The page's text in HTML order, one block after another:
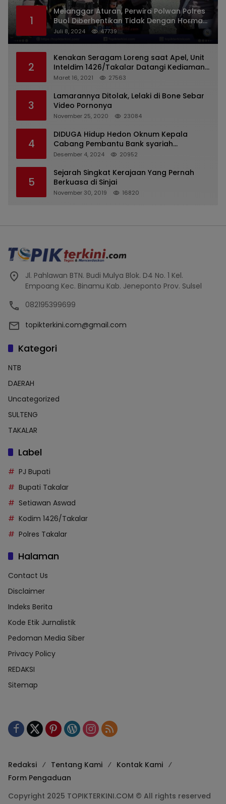
1
Melanggar Aturan, Perwira Polwan Polres
Buol Diberhentikan Tidak Dengan Hormat
Dari Dinas Kepolisian
Juli 8, 2024 47739
2
Kenakan Seragam Loreng saat Apel, Unit
Inteldim 1426/Takalar Datangi Kediaman
Kasatpol PP
Maret 16, 2021 27563
3
Lamarannya Ditolak, Lelaki di Bone Sebar
Video Pornonya
November 25, 2020 23084
4
DIDUGA Hidup Hedon Oknum Kepala
Cabang Pembantu Bank syariah
Indonesia Unit Hasan Basri di Banjarmasin
Milyaran Rupiah dan Bilyet Giro Tidak
Terdaftar, OJK Kalsel : Bertemu Tanggal 11
Desember 4, 2024 20952
5
Sejarah Singkat Kerajaan Yang Pernah
Berkuasa di Sinjai
November 30, 2019 16820
Jl. Pahlawan BTN. Budi Mulya Blok. D4 No. 1 Kel.
Empoang Kec. Binamu Kab. Jeneponto Prov. Sulsel
082195399699
topikterkini.com@gmail.com
Kategori
NTB
DAERAH
Uncategorized
SULTENG
TAKALAR
Label
PJ Bupati
Bupati Takalar
Setiawan Aswad
Kodim 1426/Takalar
Polres Takalar
Halaman
Contact Us
Disclaimer
Indeks Berita
Kode Etik Jurnalistik
Pedoman Media Siber
Privacy Policy
REDAKSI
Sitemap
Redaksi Tentang Kami
Kontak Kami
Form Pengaduan
Copyright 2025 TOPIKTERKINI.COM © All rights reserved